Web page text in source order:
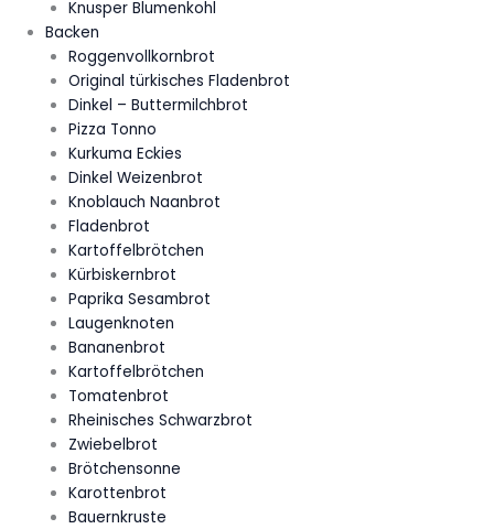
Knusper Blumenkohl
Backen
Roggenvollkornbrot
Original türkisches Fladenbrot
Dinkel – Buttermilchbrot
Pizza Tonno
Kurkuma Eckies
Dinkel Weizenbrot
Knoblauch Naanbrot
Fladenbrot
Kartoffelbrötchen
Kürbiskernbrot
Paprika Sesambrot
Laugenknoten
Bananenbrot
Kartoffelbrötchen
Tomatenbrot
Rheinisches Schwarzbrot
Zwiebelbrot
Brötchensonne
Karottenbrot
Bauernkruste